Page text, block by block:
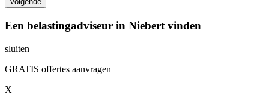
Een belastingadviseur in Niebert vinden
sluiten
GRATIS offertes aanvragen
X